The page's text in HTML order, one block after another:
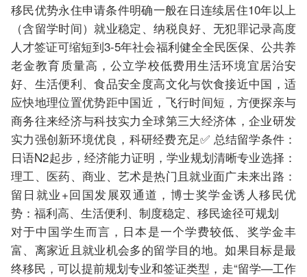
移民优势永住申请条件明确一般在日连续居住10年以上
（含留学时间）就业稳定、纳税良好、无犯罪记录高度
人才签证可缩短到3-5年社会福利健全全民医保、公共养
老金教育质量高，公立学校低费用生活环境宜居治安
好、生活便利、食品安全度高文化与饮食接近中国，适
应快地理位置优势距中国近，飞行时间短，方便探亲与
商务往来经济与科技实力全球第三大经济体，企业研发
实力强创新环境优良，科研经费充足✅ 总结留学条件：
日语N2起步，经济能力证明，学业规划清晰专业选择：
理工、医药、商业、艺术是热门且就业面广未来出路：
留日就业+回国发展双通道，博士奖学金诱人移民优
势：福利高、生活便利、制度稳定、移民途径可规划
对于中国学生而言，日本是一个学费较低、奖学金丰
富、离家近且就业机会多的留学目的地。如果目标是最
终移民，可以提前规划专业和签证类型，走“留学—工作